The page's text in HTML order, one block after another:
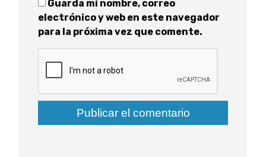
Guarda mi nombre, correo
electrónico y web en este navegador
para la próxima vez que comente.